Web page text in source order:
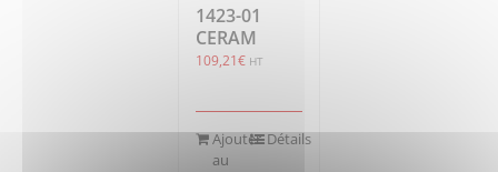
1423-01
CERAM
109,21€ HT
Ajouter
au
Détails